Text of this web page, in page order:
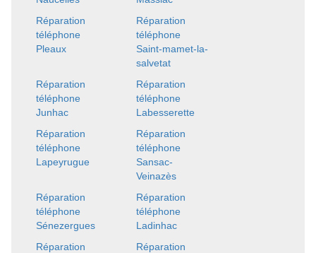
Réparation
téléphone
Pleaux
Réparation
téléphone
Saint-mamet-la-
salvetat
Réparation
téléphone
Junhac
Réparation
téléphone
Labesserette
Réparation
téléphone
Lapeyrugue
Réparation
téléphone
Sansac-
Veinazès
Réparation
téléphone
Sénezergues
Réparation
téléphone
Ladinhac
Réparation
Réparation